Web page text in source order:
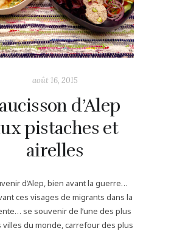
août 16, 2015
d’Alep
pistaches et
airelles
d’Alep, bien avant la guerre…
ces visages de migrants dans la
se souvenir de l’une des plus
villes du monde, carrefour des plus